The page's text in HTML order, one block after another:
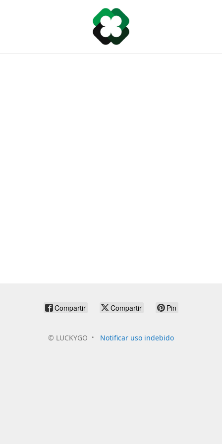
Compartir Compartir Pin
© LUCKYGO Notificar uso indebido